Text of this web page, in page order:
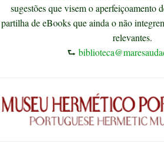
sugestões que visem o aperfeiçoamento
partilha de eBooks que ainda o não
relevantes.
⮑